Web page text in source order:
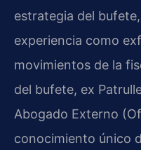
estrategia del
experiencia como
movimientos de la
del bufete, ex
Abogado Externo
conocimiento único